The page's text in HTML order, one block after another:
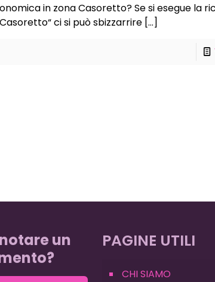
in zona Casoretto? Se si esegue la
ci si può sbizzarrire[…]
un
PAGINE UTILI
CHI SIAMO